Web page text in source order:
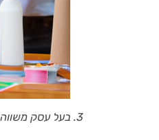
3. בעל עסק משווה בין מוצרים חד פעמיים שונים, תוך הדגשת תהליך קבלת ההחלטות.